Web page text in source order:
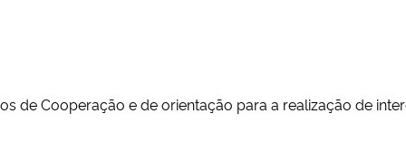
Cooperação e de orientação para a realização de